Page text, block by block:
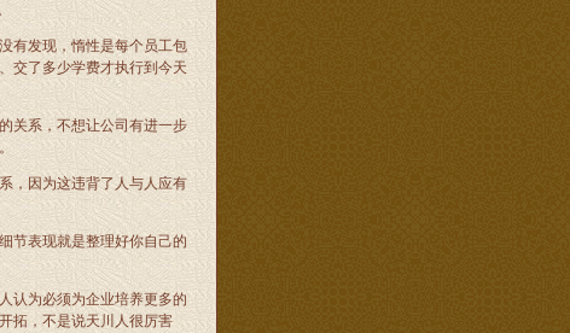
有发现，惰性是每个员工包
交了多少学费才执行到今天
关系，不想让公司有进一步
，因为这违背了人与人应有
节表现就是整理好你自己的
认为必须为企业培养更多的
拓，不是说天川人很厉害